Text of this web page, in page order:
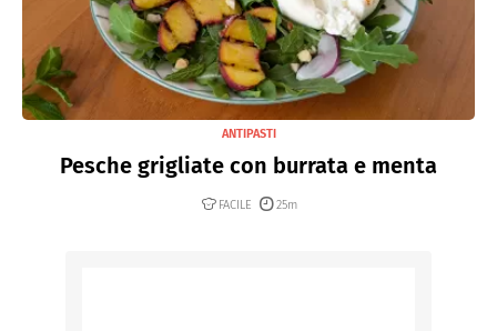
ANTIPASTI
Pesche grigliate con burrata e menta
FACILE 25m